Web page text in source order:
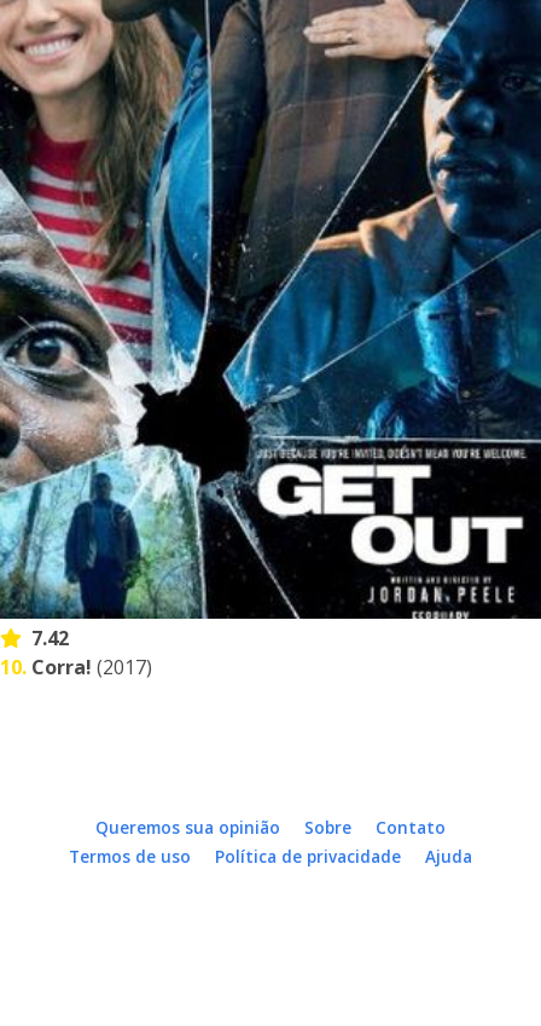
7.42
10. Corra! (2017)
Queremos sua opinião Sobre
Contato
Termos de uso
Política de privacidade Ajuda